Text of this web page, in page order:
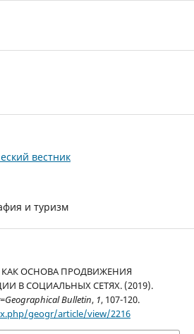
вестник
и туризм
ОСНОВА ПРОДВИЖЕНИЯ
В СОЦИАЛЬНЫХ СЕТЯХ. (2019).
Bulletin, 1, 107-120.
geogr/article/view/2216